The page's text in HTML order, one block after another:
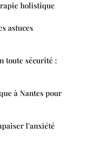
holistique
astuces
toute sécurité :
à Nantes pour
l'anxiété